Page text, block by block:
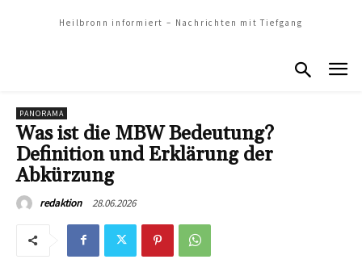
Heilbronn informiert – Nachrichten mit Tiefgang
PANORAMA
Was ist die MBW Bedeutung?
Definition und Erklärung der
Abkürzung
redaktion 28.06.2026